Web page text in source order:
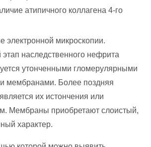
атипичного коллагена 4-го
электронной микроскопии.
наследственного нефрита
утонченными гломерулярными
мембранами. Более поздняя
их истончения или
Мембраны приобретают слоистый,
характер.